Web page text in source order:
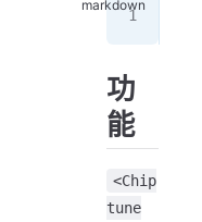
功
能
<Chip
tune